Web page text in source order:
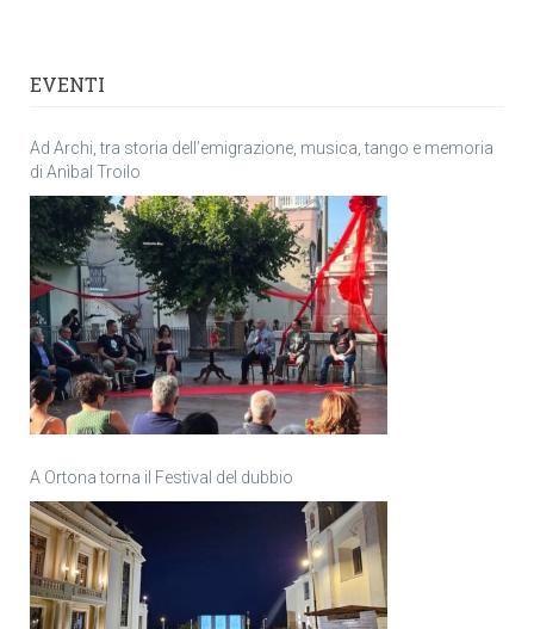
EVENTI
Ad Archi, tra storia dell’emigrazione, musica, tango e memoria
di Anìbal Troilo
A Ortona torna il Festival del dubbio